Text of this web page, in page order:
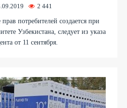
2 441
потребителей создается при
Узбекистана, следует из указа
от 11 сентября.